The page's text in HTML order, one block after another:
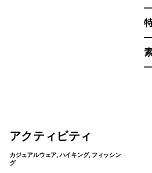
アクティビティ
カジュアルウェア, ハイキング, フィッシン
グ